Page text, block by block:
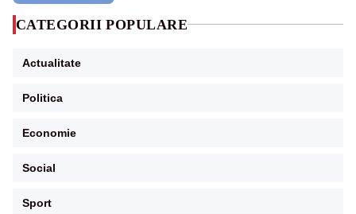
CATEGORII POPULARE
Actualitate
Politica
Economie
Social
Sport